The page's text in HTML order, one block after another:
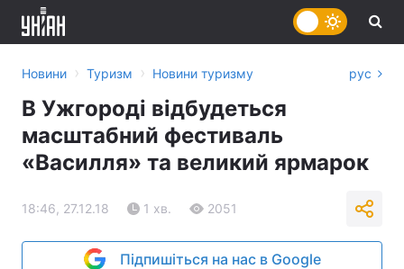
Новини › Туризм › Новини туризму рус
В Ужгороді відбудеться
масштабний фестиваль
«Василля» та великий ярмарок
18:46, 27.12.18 1 хв. 2051
Підпишіться на нас в Google